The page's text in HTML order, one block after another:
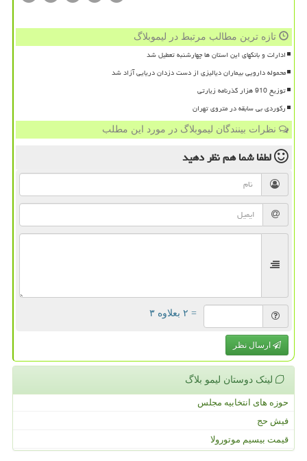
تازه ترین مطالب مرتبط در لیموبلاگ
ادارات و بانکهای این استان ها چهارشنبه تعطیل شد
محموله دارویی بیماران دیالیزی از دست دزدان دریایی آزاد شد
توزیع 910 هزار گذرنامه زیارتی
رکوردی بی سابقه در متروی تهران
نظرات بینندگان لیموبلاگ در مورد این مطلب
لطفا شما همنظر دهید
= ۲ بعلاوه ۳
ارسال نظر
لینک دوستان لیمو بلاگ
حوزه های انتخابیه مجلس
فیش حج
قیمت بیسیم موتورولا